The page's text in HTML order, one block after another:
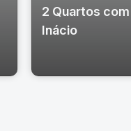
2 Quartos
Inácio